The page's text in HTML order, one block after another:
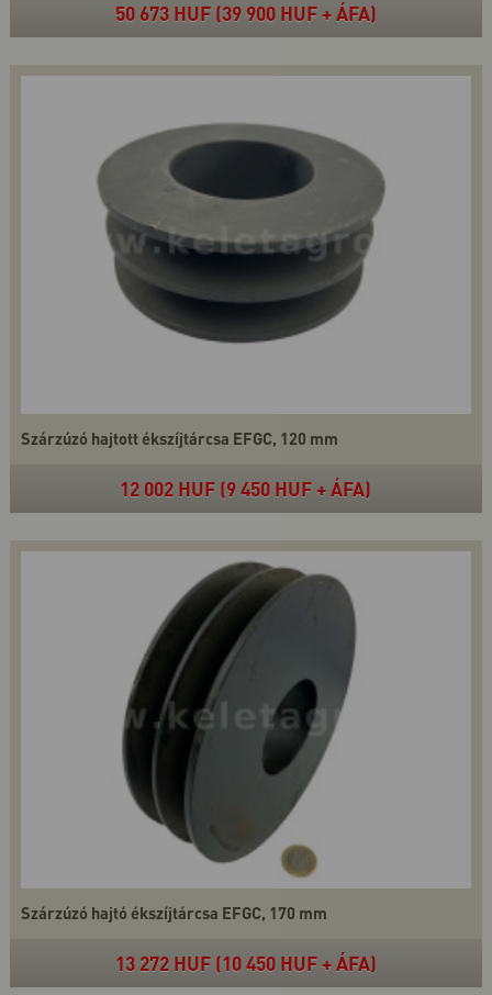
50 673 HUF (39 900 HUF + ÁFA)
Szárzúzó hajtott ékszíjtárcsa EFGC, 120 mm
12 002 HUF (9 450 HUF + ÁFA)
Szárzúzó hajtó ékszíjtárcsa EFGC, 170 mm
13 272 HUF (10 450 HUF + ÁFA)